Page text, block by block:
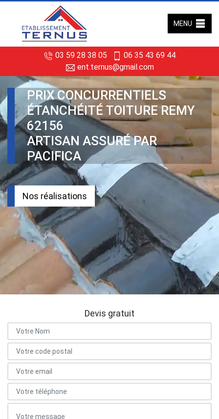
03 59 28 38 05
06 35 43 69 44
ent.ternus@gmail.com
MENU
PRIX CONCURRENTIELS
ÉTANCHÉITÉ TOITURE REMY
62156
ARTISAN ASSURÉ PAR
PACIFICA
Nos réalisations
Devis gratuit